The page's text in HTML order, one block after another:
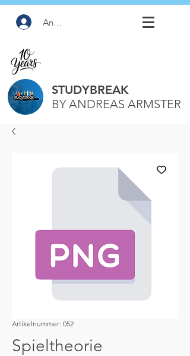
Anmelden
STUDYBREAK
BY ANDREAS ARMSTER
Artikelnummer: 052
Spieltheorie